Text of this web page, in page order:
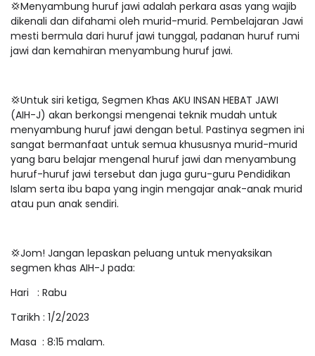
💢Menyambung huruf jawi adalah perkara asas yang wajib
dikenali dan difahami oleh murid-murid. Pembelajaran Jawi
mesti bermula dari huruf jawi tunggal, padanan huruf rumi
jawi dan kemahiran menyambung huruf jawi.
💢Untuk siri ketiga, Segmen Khas AKU INSAN HEBAT JAWI
(AIH-J) akan berkongsi mengenai teknik mudah untuk
menyambung huruf jawi dengan betul. Pastinya segmen ini
sangat bermanfaat untuk semua khususnya murid-murid
yang baru belajar mengenal huruf jawi dan menyambung
huruf-huruf jawi tersebut dan juga guru-guru Pendidikan
Islam serta ibu bapa yang ingin mengajar anak-anak murid
atau pun anak sendiri.
💢Jom! Jangan lepaskan peluang untuk menyaksikan
segmen khas AIH-J pada:
Hari : Rabu
Tarikh : 1/2/2023
Masa : 8:15 malam.